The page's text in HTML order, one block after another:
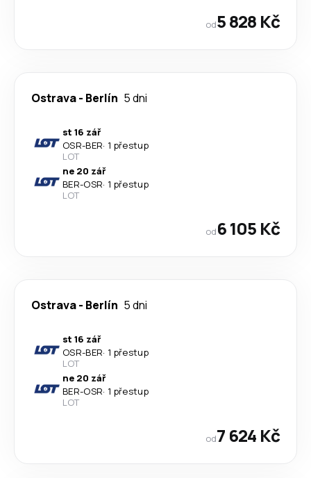
od5 828 Kč
Ostrava- Berlín 5 dni
st 16 zář
OSR-BER· 1 přestup
LOT
ne 20 zář
BER-OSR· 1 přestup
LOT
od6 105 Kč
Ostrava- Berlín 5 dni
st 16 zář
OSR-BER· 1 přestup
LOT
ne 20 zář
BER-OSR· 1 přestup
LOT
od7 624 Kč